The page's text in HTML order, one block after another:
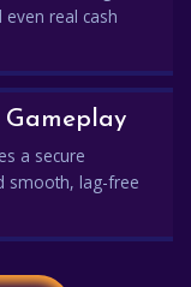
real cash
Gameplay
a secure
smooth, lag-free